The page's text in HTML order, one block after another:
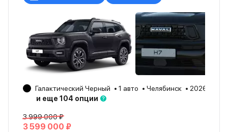
Галактический Черный 1 авто Челябинск
2026
и еще 104 опции
3 999 000 ₽
3 599 000 ₽